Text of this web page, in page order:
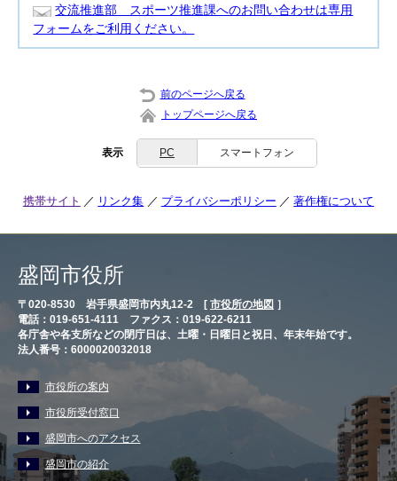
交流推進部 スポーツ推進課へのお問い合わせは専用
フォームをご利用ください。
前のページへ戻る
トップページへ戻る
表示 PC スマートフォン
携帯サイト リンク集 プライバシーポリシー 著作権について
盛岡市役所
〒020-8530 岩手県盛岡市内丸12-2 [ 市役所の地図 ］
電話：019-651-4111 ファクス：019-622-6211
各庁舎や各支所などの閉庁日は、土曜・日曜日と祝日、年末年始です。
法人番号：6000020032018
市役所の案内
市役所受付窓口
盛岡市へのアクセス
盛岡市の紹介